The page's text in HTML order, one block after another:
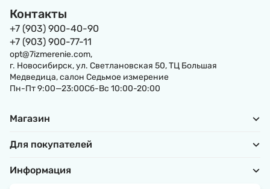
Контакты
+7 (903) 900-40-90
+7 (903) 900-77-11
opt@7izmerenie.com,
г. Новосибирск, ул. Светлановская 50, ТЦ Большая
Медведица, салон Седьмое измерение
Пн-Пт 9:00—23:00Сб-Вс 10:00-20:00
Магазин
Для покупателей
Информация